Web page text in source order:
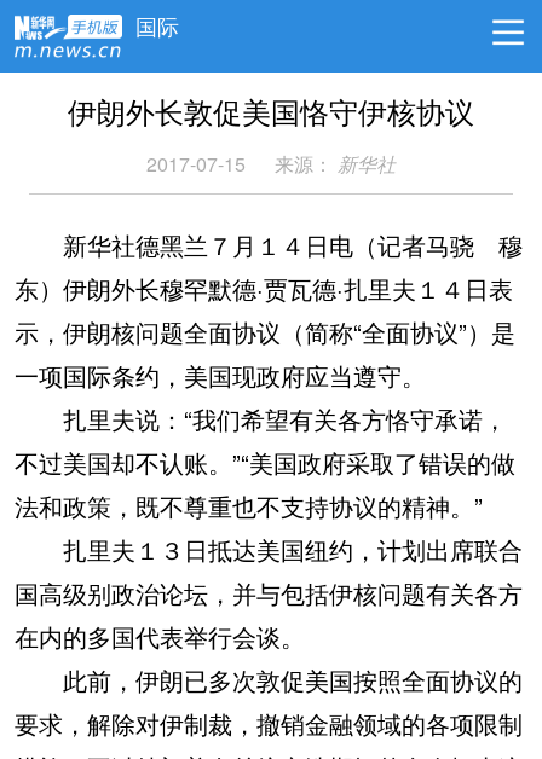
国际
伊朗外长敦促美国恪守伊核协议
2017-07-15 来源： 新华社
新华社德黑兰７月１４日电（记者马骁 穆
东）伊朗外长穆罕默德·贾瓦德·扎里夫１４日表
示，伊朗核问题全面协议（简称“全面协议”）是
一项国际条约，美国现政府应当遵守。
扎里夫说：“我们希望有关各方恪守承诺，
不过美国却不认账。”“美国政府采取了错误的做
法和政策，既不尊重也不支持协议的精神。”
扎里夫１３日抵达美国纽约，计划出席联合
国高级别政治论坛，并与包括伊核问题有关各方
在内的多国代表举行会谈。
此前，伊朗已多次敦促美国按照全面协议的
要求，解除对伊制裁，撤销金融领域的各项限制